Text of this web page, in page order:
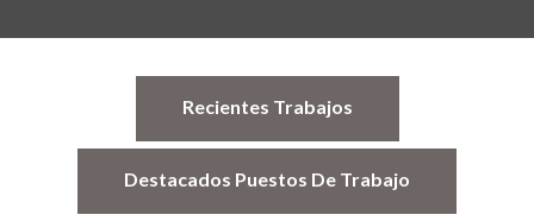
Recientes Trabajos
Destacados Puestos De Trabajo